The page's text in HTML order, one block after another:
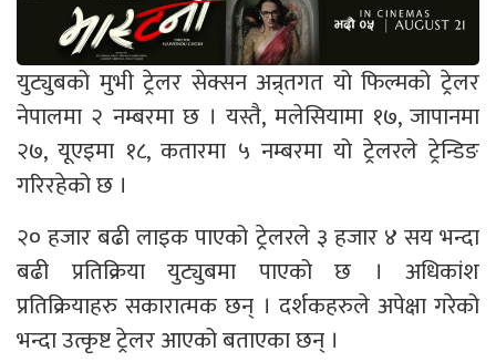
युट्युबको मुभी ट्रेलर सेक्सन अन्र्तगत यो फिल्मको ट्रेलर
नेपालमा २ नम्बरमा छ । यस्तै, मलेसियामा १७, जापानमा
२७, यूएइमा १८, कतारमा ५ नम्बरमा यो ट्रेलरले ट्रेन्डिङ
गरिरहेको छ ।
२० हजार बढी लाइक पाएको ट्रेलरले ३ हजार ४ सय भन्दा
बढी प्रतिक्रिया युट्युबमा पाएको छ । अधिकांश
प्रतिक्रियाहरु सकारात्मक छन् । दर्शकहरुले अपेक्षा गरेको
भन्दा उत्कृष्ट ट्रेलर आएको बताएका छन् ।